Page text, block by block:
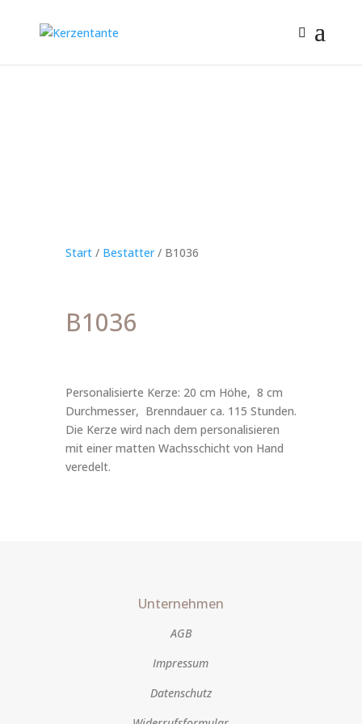
Start/ Bestatter/ B1036
B1036
Personalisierte Kerze: 20 cm Höhe, 8 cm
Durchmesser, Brenndauer ca. 115 Stunden.
Die Kerze wird nach dem personalisieren
mit einer matten Wachsschicht von Hand
veredelt.
Unternehmen
AGB
Impressum
Datenschutz